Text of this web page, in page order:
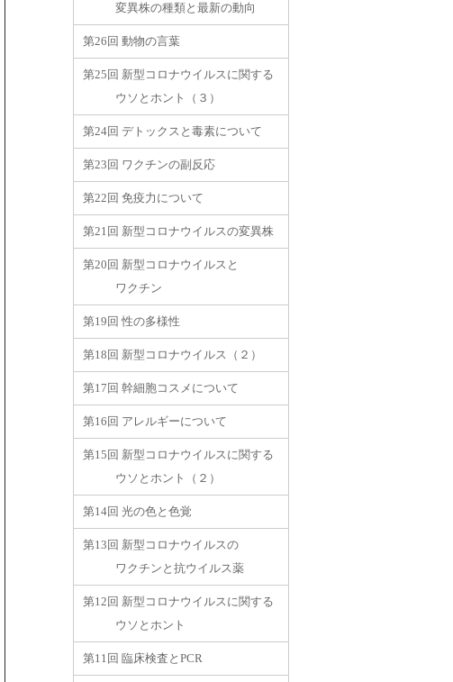
変異株の種類と最新の動向
第26回 動物の言葉
第25回 新型コロナウイルスに関する
ウソとホント（３）
第24回 デトックスと毒素について
第23回 ワクチンの副反応
第22回 免疫力について
第21回 新型コロナウイルスの変異株
第20回 新型コロナウイルスと
ワクチン
第19回 性の多様性
第18回 新型コロナウイルス（２）
第17回 幹細胞コスメについて
第16回 アレルギーについて
第15回 新型コロナウイルスに関する
ウソとホント（２）
第14回 光の色と色覚
第13回 新型コロナウイルスの
ワクチンと抗ウイルス薬
第12回 新型コロナウイルスに関する
ウソとホント
第11回 臨床検査とPCR